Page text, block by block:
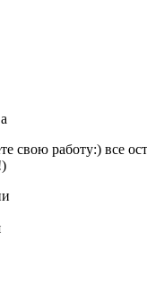
свою работу:) все